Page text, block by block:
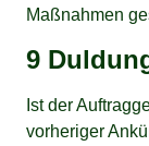
Maßnahmen
9
Ist der
vorheriger